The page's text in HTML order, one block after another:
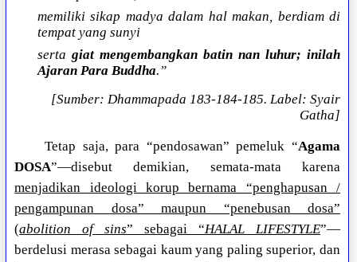
memiliki sikap madya dalam hal makan, berdiam di
tempat yang sunyi
serta giat mengembangkan batin nan luhur; inilah
Ajaran Para Buddha.”
[Sumber: Dhammapada 183-184-185. Label: Syair
Gatha]
Tetap saja, para “pendosawan” pemeluk “Agama
DOSA”—disebut demikian, semata-mata karena
menjadikan ideologi korup bernama “penghapusan /
pengampunan dosa” maupun “penebusan dosa”
(abolition of sins” sebagai “HALAL LIFESTYLE”—
berdelusi merasa sebagai kaum yang paling superior, dan